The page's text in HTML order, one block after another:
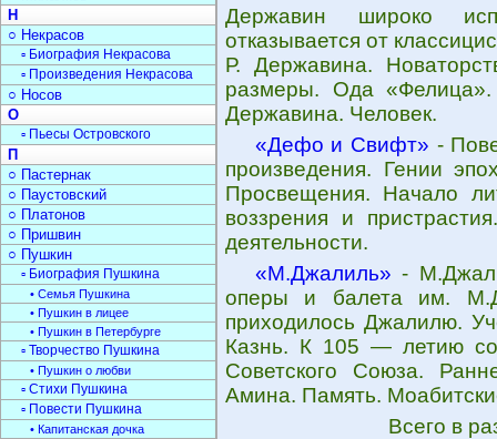
Державин широко
отказывается от
Р. Державина.
размеры. Ода «Фелица».
Державина. Человек.
«Дефо и Свифт» -
произведения. Гении
Просвещения. Начало
воззрения и
деятельности.
«М.Джалиль» -
оперы и балета им.
приходилось Джалилю.
Казнь. К 105 — летию
Советского Союза.
Амина. Память.
Всего в
Н
○ Некрасов
▫ Биография Некрасова
▫ Произведения Некрасова
○ Носов
О
▫ Пьесы Островского
П
○ Пастернак
○ Паустовский
○ Платонов
○ Пришвин
○ Пушкин
▫ Биография Пушкина
• Семья Пушкина
• Пушкин в лицее
• Пушкин в Петербурге
▫ Творчество Пушкина
• Пушкин о любви
▫ Стихи Пушкина
▫ Повести Пушкина
• Капитанская дочка